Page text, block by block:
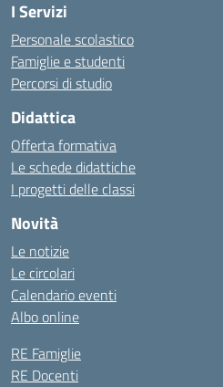
I Servizi
Personale scolastico
Famiglie e studenti
Percorsi di studio
Didattica
Offerta formativa
Le schede didattiche
I progetti delle classi
Novità
Le notizie
Le circolari
Calendario eventi
Albo online
RE Famiglie
RE Docenti